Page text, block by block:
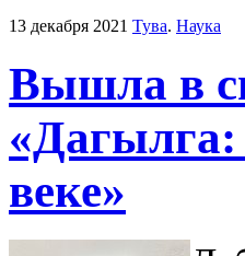
13 декабря 2021 Тува. Наука
Вышла в
веке»